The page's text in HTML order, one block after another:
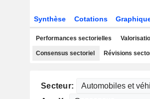
Synthèse Cotations
Performances sectorielles
Consensus sectoriel Révisions
Secteur: